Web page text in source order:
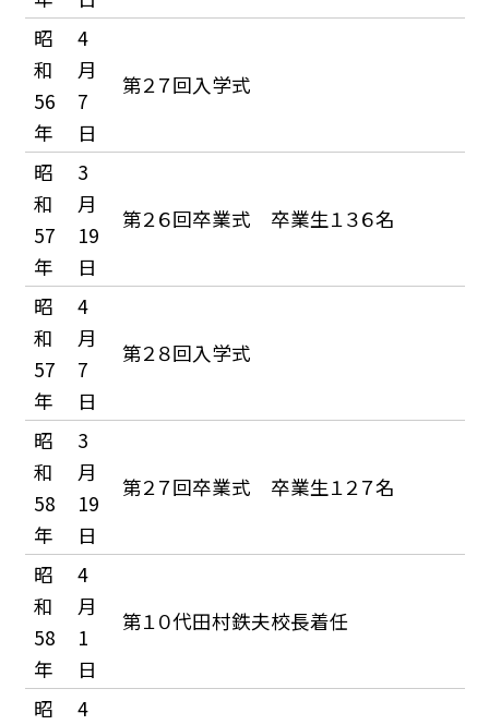
昭
和
56
年
4
月
7
日
第２７回入学式
昭
和
57
年
3
月
19
日
第２６回卒業式 卒業生１３６名
昭
和
57
年
4
月
7
日
第２８回入学式
昭
和
58
年
3
月
19
日
第２７回卒業式 卒業生１２７名
昭
和
58
年
4
月
1
日
第１０代田村鉄夫校長着任
昭
4